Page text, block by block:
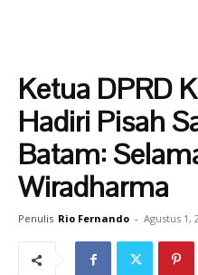
Ketua DPRD
Hadiri Pisah
Batam:
Wiradharma
Penulis Rio Fernando - Agustus 1,